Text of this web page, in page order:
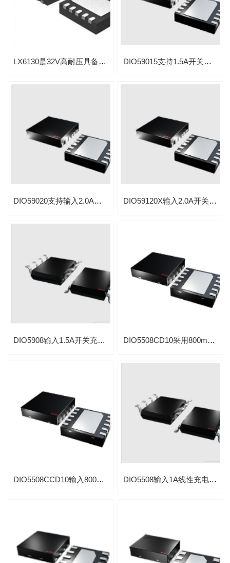
LX6130是32V高耐压具备22V带OVP保护功能完整的降压同步开关型1-4串磷酸铁锂电池、锂离子、锂聚合物电池充电管理芯片 DIO59015支持1.5A开关充电IC 支持OTG功能, I2C控制
DIO59020支持输入2.0A开关充电IC支持OTG功能I2C控制 DIO59120X输入2.0A开关充电IC支持OTG功能
DIO5908输入1.5A开关充电IC 支持Power Path,符合JEITA规范 DIO5508CD10采用800mA线性充电IC 恒流/恒压线性充电器
DIO5508CCD10输入800mA线性充电IC 恒流恒压线性充电器 DIO5508输入1A线性充电IC 恒流和恒压线性充电器